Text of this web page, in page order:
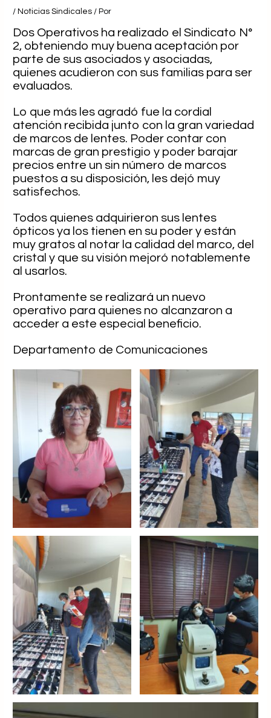
/ Noticias Sindicales / Por
Dos Operativos ha realizado el Sindicato N°
2, obteniendo muy buena aceptación por
parte de sus asociados y asociadas,
quienes acudieron con sus familias para ser
evaluados.
Lo que más les agradó fue la cordial
atención recibida junto con la gran variedad
de marcos de lentes. Poder contar con
marcas de gran prestigio y poder barajar
precios entre un sin número de marcos
puestos a su disposición, les dejó muy
satisfechos.
Todos quienes adquirieron sus lentes
ópticos ya los tienen en su poder y están
muy gratos al notar la calidad del marco, del
cristal y que su visión mejoró notablemente
al usarlos.
Prontamente se realizará un nuevo
operativo para quienes no alcanzaron a
acceder a este especial beneficio.
Departamento de Comunicaciones